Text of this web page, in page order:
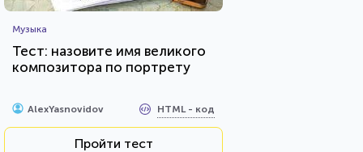
Музыка
Тест: назовите имя великого
композитора по портрету
AlexYasnovidov HTML - код
Пройти тест